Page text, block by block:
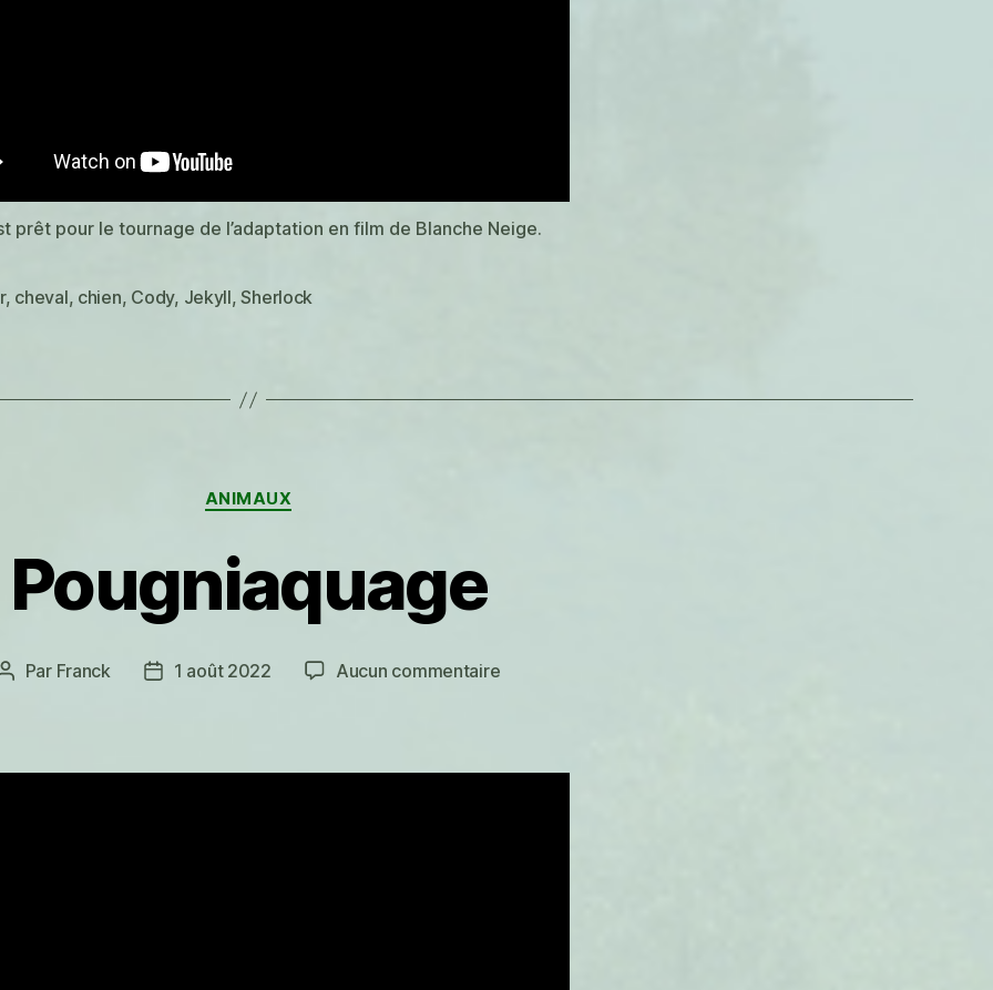
prêt pour le tournage de l’adaptation en film de Blanche Neige.
, cheval, chien, Cody, Jekyll,Sherlock
Catégories
ANIMAUX
Pougniaquage
Auteur
Par Franck
Date1 août 2022 Aucun commentairesur